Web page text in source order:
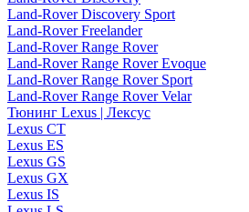
Land-Rover Discovery Sport
Land-Rover Freelander
Land-Rover Range Rover
Land-Rover Range Rover Evoque
Land-Rover Range Rover Sport
Land-Rover Range Rover Velar
Тюнинг Lexus | Лексус
Lexus CT
Lexus ES
Lexus GS
Lexus GX
Lexus IS